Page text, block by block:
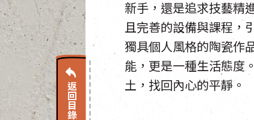
返回目錄
新手，還是追求技藝精
且完善的設備與課程，
獨具個人風格的陶瓷作
能，更是一種生活態度
土，找回內心的平靜。